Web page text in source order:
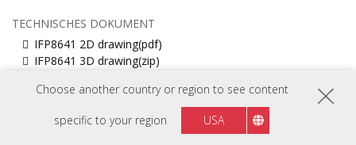
Choose another country or region to see content
specific to your region USA
TECHNISCHES DOKUMENT
IFP8641 2D drawing(pdf)
IFP8641 3D drawing(zip)
BERICHTE
IFP8641-1 BSMI RoHS